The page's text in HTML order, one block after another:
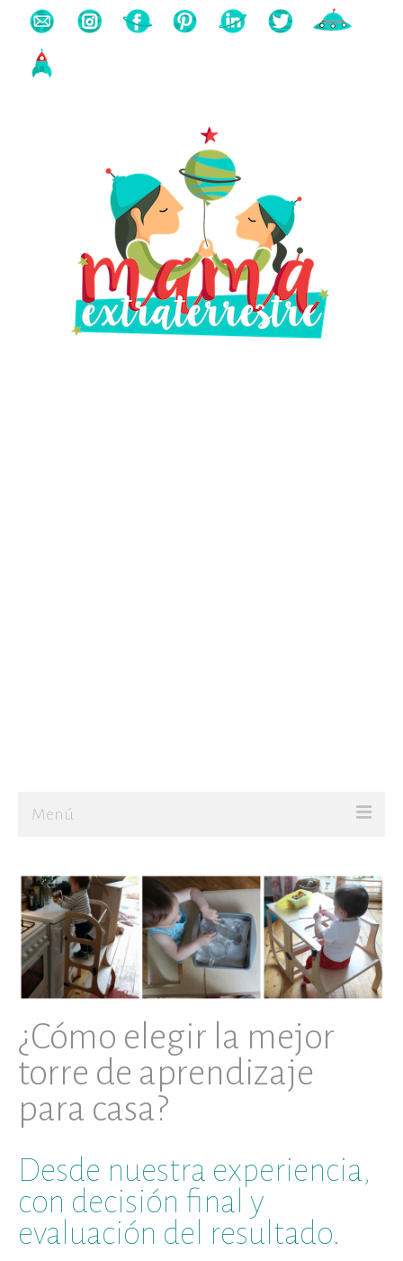
Menú
JUGAR
CREAR
Sobre mí
¿Cómo elegir la mejor
torre de aprendizaje
para casa?
Desde nuestra experiencia,
con decisión final y
evaluación del resultado.